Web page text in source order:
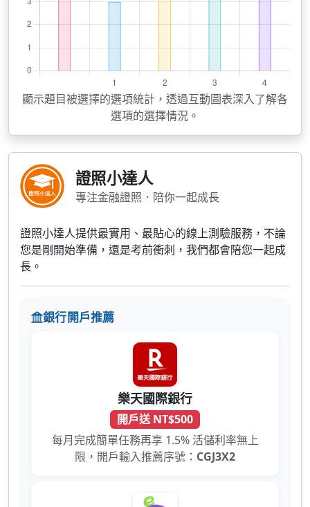
顯示題目被選擇的選項統計，透過互動圖表深入了解各
選項的選擇情況。
證照小達人
專注金融證照．陪你一起成長
證照小達人提供最實用、最貼心的線上測驗服務，不論
您是剛開始準備，還是考前衝刺，我們都會陪您一起成
長。
銀行開戶推薦
樂天國際銀行
開戶送 NT$500
每月完成簡單任務再享 1.5% 活儲利率無上
限，開戶輸入推薦序號： CGJ3X2